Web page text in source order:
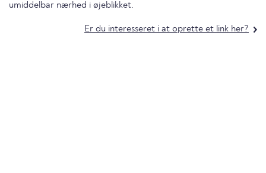
umiddelbar nærhed i øjeblikket.
Er du interesseret i at oprette et link her?